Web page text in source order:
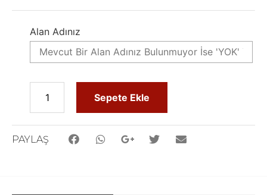
Alan Adınız
Sepete Ekle
PAYLAŞ